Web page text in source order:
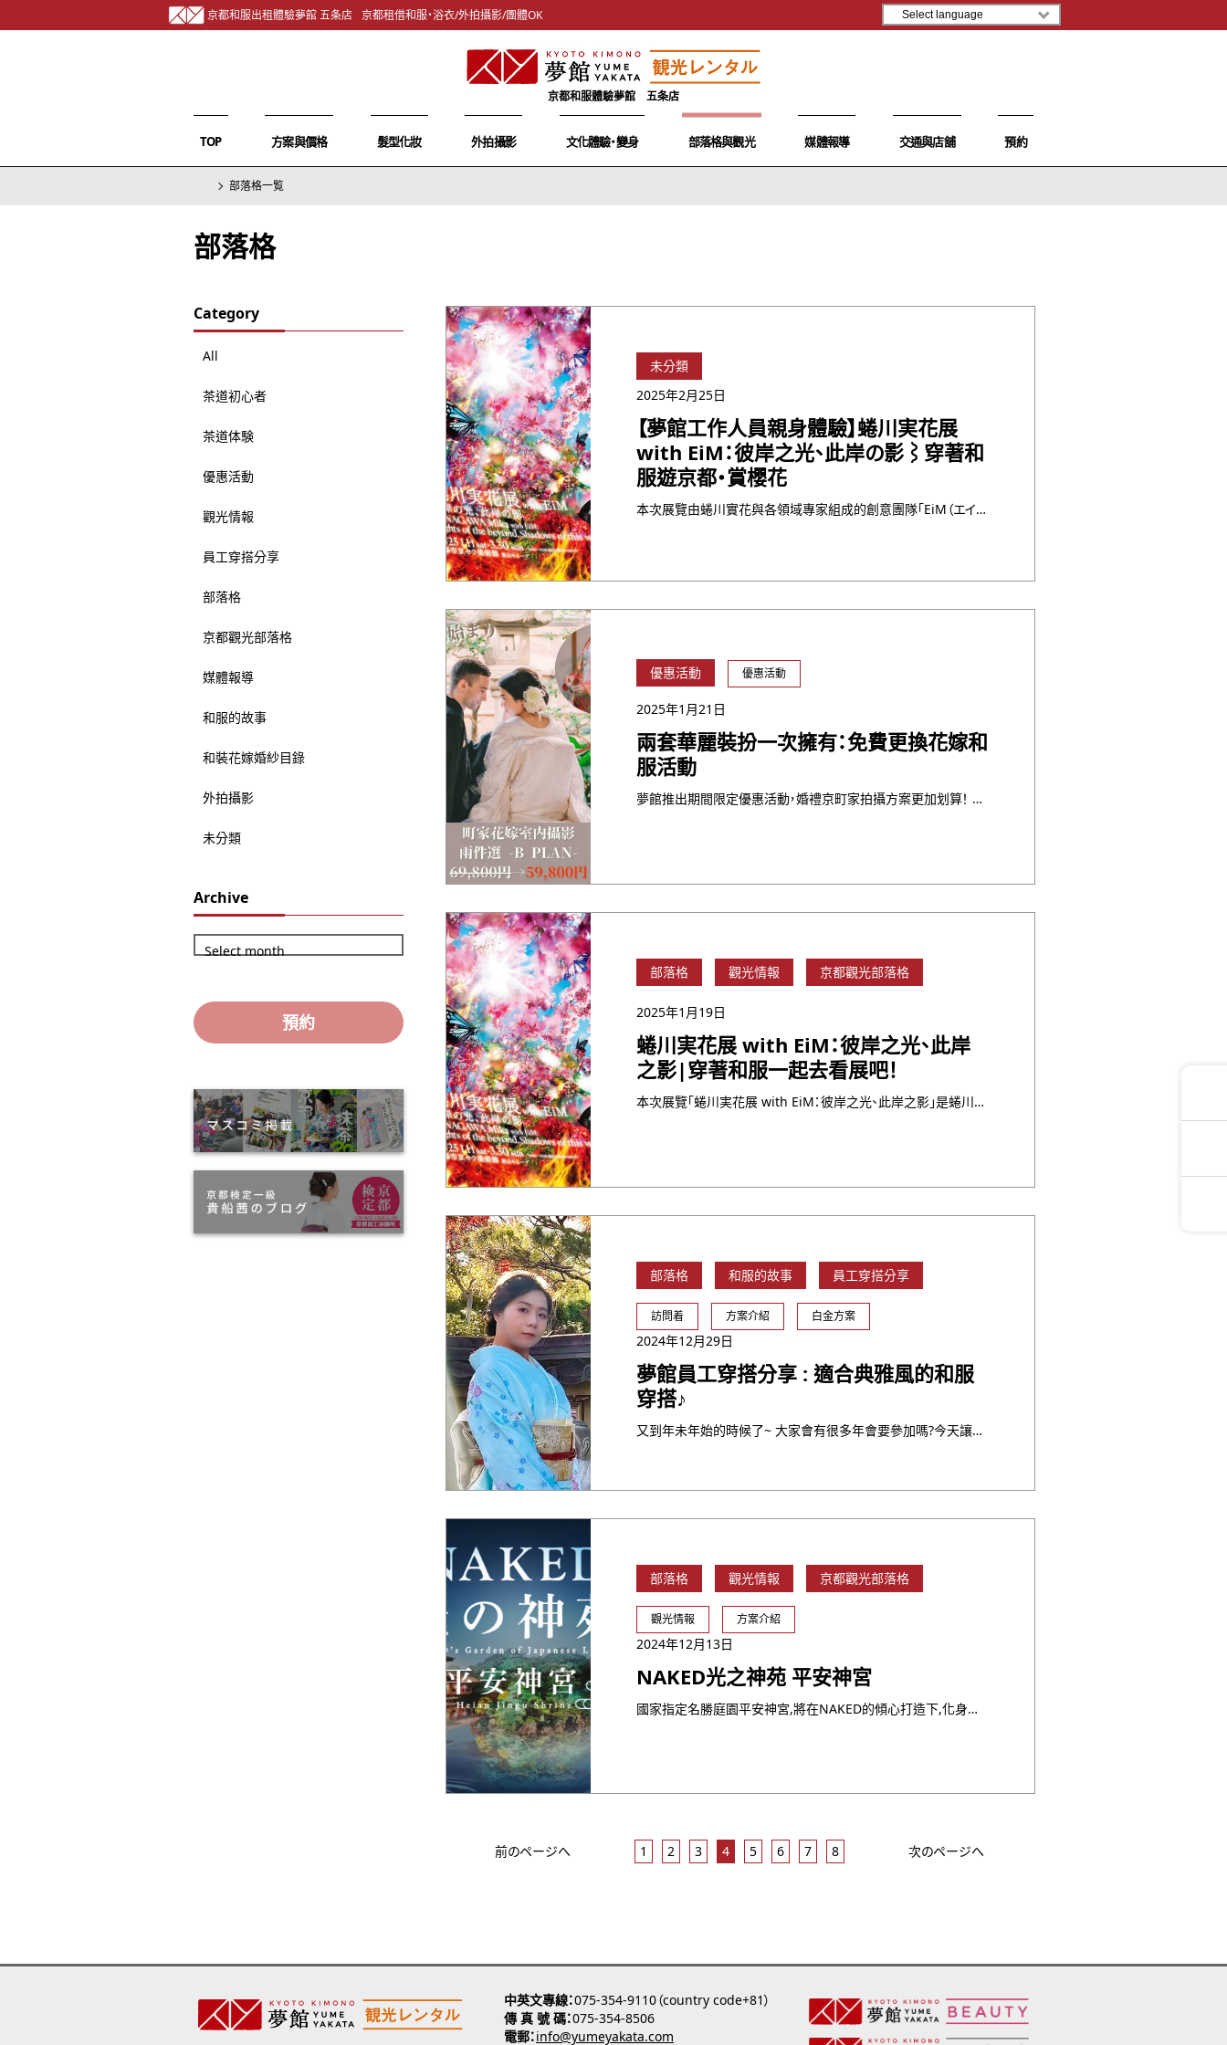
京都和服出租體驗夢館 五条店 京都租借和服・浴衣/外拍攝影/團體OK
京都和服體驗夢館 五条店
TOP 方案與價格 髮型化妝 外拍攝影 文化體驗・變身 部落格與觀光 媒體報導 交通與店舖 預約
部落格一覧
部落格
Category
All
茶道初心者
茶道体験
優惠活動
觀光情報
員工穿搭分享
部落格
京都觀光部落格
媒體報導
和服的故事
和裝花嫁婚紗目錄
外拍攝影
未分類
Archive
Select month
預約
未分類
2025年2月25日
【夢館工作人員親身體驗】蜷川実花展
with EiM：彼岸之光、此岸の影⌇穿著和
服遊京都・賞櫻花
本次展覽由蜷川實花與各領域專家組成的創意團隊「EiM（エイム）」共同策劃，這是蜷川親自打造的作品展覽中，關西地 ・・・
優惠活動 優惠活動
2025年1月21日
兩套華麗裝扮一次擁有：免費更換花嫁和
服活動
夢館推出期間限定優惠活動，婚禮京町家拍攝方案更加划算！ 免費更換花嫁和服1件(僅限白無垢、色打掛) 活動期間內 ・・・
部落格 觀光情報 京都觀光部落格
2025年1月19日
蜷川実花展 with EiM：彼岸之光、此岸
之影|穿著和服一起去看展吧！
本次展覽「蜷川実花展 with EiM：彼岸之光、此岸之影」是蜷川実花在關西舉辦的最大個人展會。繽紛美麗,讓人讚嘆不已!喜歡的朋友們千萬不要錯過喔!
部落格 和服的故事 員工穿搭分享
訪問着 方案介紹 白金方案
2024年12月29日
夢館員工穿搭分享 : 適合典雅風的和服
穿搭♪
又到年未年始的時候了~ 大家會有很多年會要參加嗎?今天讓小編介紹一下不論是出席年前還是年後的年會或團拜都很適合 ・・・
部落格 觀光情報 京都觀光部落格
觀光情報 方案介紹
2024年12月13日
NAKED光之神苑 平安神宮
國家指定名勝庭園平安神宮,將在NAKED的傾心打造下,化身為如夢似幻的冬日奇境。讓我們漫步在漫步在光影交織的庭園中，欣賞這份獨屬冬日的絕美風景吧!
前のページへ 1 2 3 4 5 6 7 8 次のページへ
中英文專線 075-354-9110（country code+81）
傳 真 號 碼 075-354-8506
電郵 info@yumeyakata.com